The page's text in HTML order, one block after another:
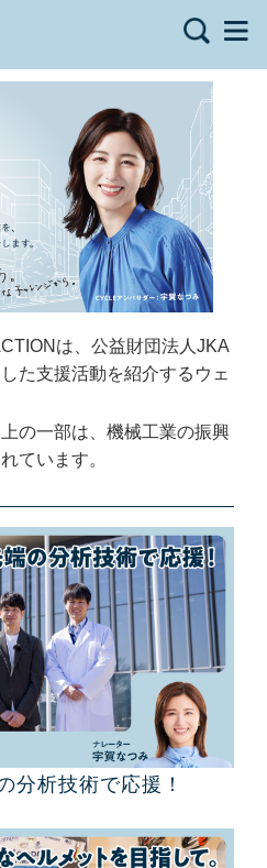
は、公益財団法人JKA
た支援活動を紹介するウェ
の一部は、機械工業の振興
ています。
分析技術で応援！